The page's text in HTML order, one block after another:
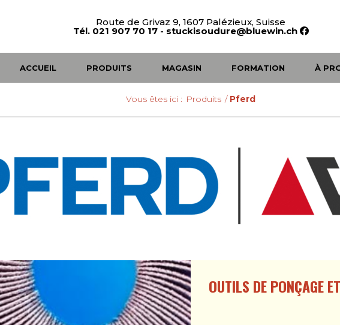
Route de Grivaz 9, 1607 Palézieux, Suisse
Tél. 021 907 70 17- stuckisoudure@bluewin.ch
ACCUEIL PRODUITS MAGASIN FORMATION À
Vous êtes ici : Produits / Pferd
OUTILS DE PONÇAGE